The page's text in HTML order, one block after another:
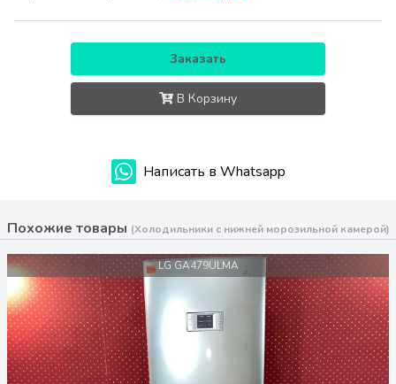
Заказать
В Корзину
Написать в Whatsapp
Похожие товары (Холодильники с нижней морозильной камерой)
LG GA479ULMA